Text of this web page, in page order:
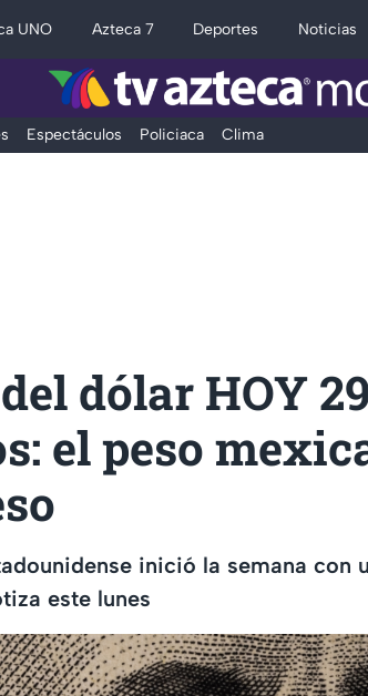
UNO Azteca 7 Deportes Noticias
Espectáculos Policiaca Clima
dólar HOY
el peso
inició la semana con
este lunes